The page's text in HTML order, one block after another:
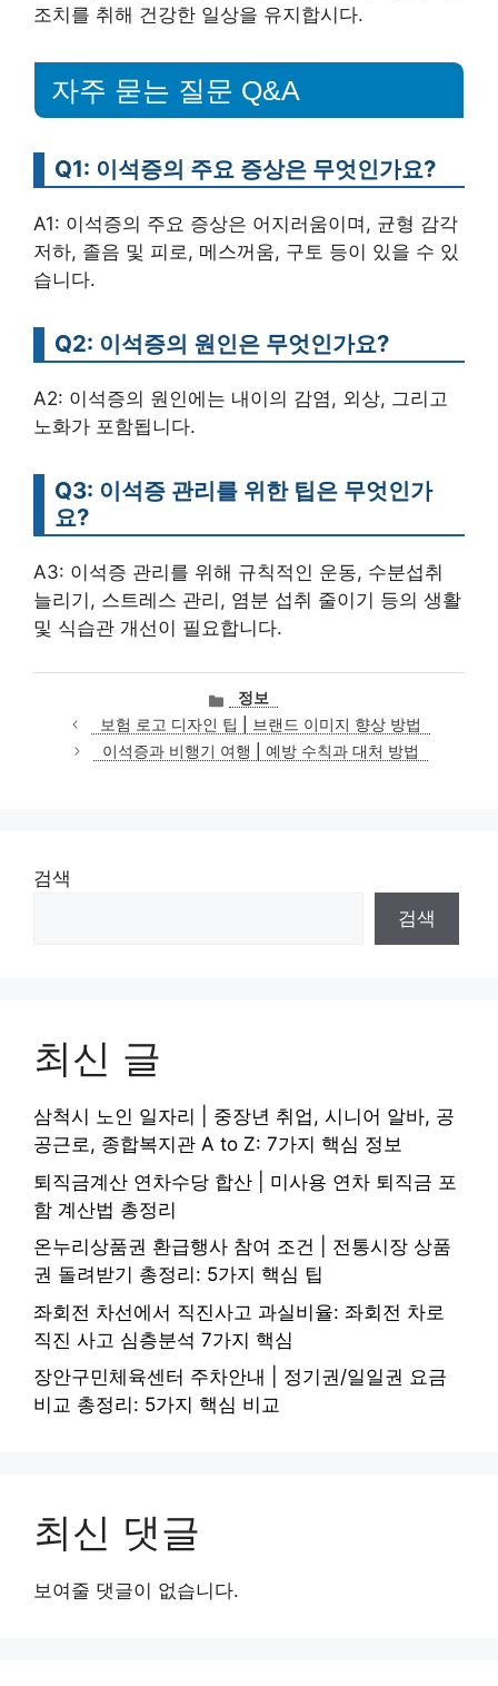
조치를 취해 건강한 일상을 유지합시다.
자주 묻는 질문 Q&A
Q1: 이석증의 주요 증상은 무엇인가요?
A1: 이석증의 주요 증상은 어지러움이며, 균형 감각
저하, 졸음 및 피로, 메스꺼움, 구토 등이 있을 수 있
습니다.
Q2: 이석증의 원인은 무엇인가요?
A2: 이석증의 원인에는 내이의 감염, 외상, 그리고
노화가 포함됩니다.
Q3: 이석증 관리를 위한 팁은 무엇인가
요?
A3: 이석증 관리를 위해 규칙적인 운동, 수분섭취
늘리기, 스트레스 관리, 염분 섭취 줄이기 등의 생활
및 식습관 개선이 필요합니다.
카
테
고
리
정보
보험 로고 디자인 팁 | 브랜드 이미지 향상 방법
이석증과 비행기 여행 | 예방 수칙과 대처 방법
검색
검색
최신 글
삼척시 노인 일자리 | 중장년 취업, 시니어 알바, 공
공근로, 종합복지관 A to Z: 7가지 핵심 정보
퇴직금계산 연차수당 합산 | 미사용 연차 퇴직금 포
함 계산법 총정리
온누리상품권 환급행사 참여 조건 | 전통시장 상품
권 돌려받기 총정리: 5가지 핵심 팁
좌회전 차선에서 직진사고 과실비율: 좌회전 차로
직진 사고 심층분석 7가지 핵심
장안구민체육센터 주차안내 | 정기권/일일권 요금
비교 총정리: 5가지 핵심 비교
최신 댓글
보여줄 댓글이 없습니다.